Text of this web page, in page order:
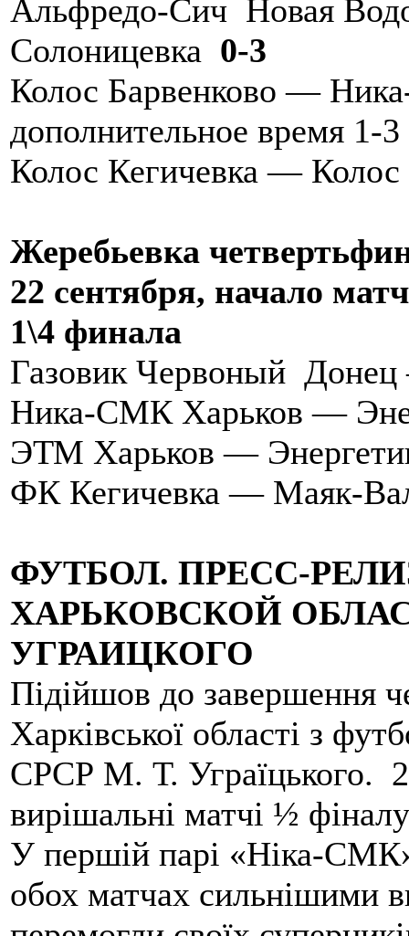
Альфредо-Сич Новая
Солоницевка 0-3
Колос Барвенково —
дополнительное время 1-3
Колос Кегичевка — Колос
Жеребьевка
22 сентября, начало
1\4 финала
Газовик Червоный
Ника-СМК Харьков —
ЭТМ Харьков —
ФК Кегичевка — Маяк-
ФУТБОЛ. ПРЕСC-
ХАРЬКОВСКОЙ
УГРАИЦКОГО
Підійшов до завершення
Харківської області з
СРСР М. Т. Уграїцького.
вирішальні матчі ½
У першій парі «Ніка-
обох матчах сильнішими